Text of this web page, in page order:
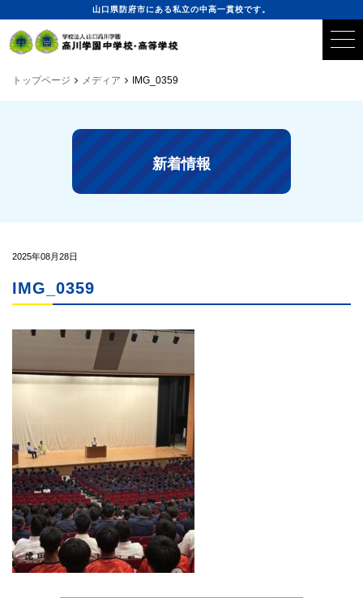
山口県防府市にある私立の中高一貫校です。
トップページ メディア IMG_0359
新着情報
2025年08月28日
IMG_0359